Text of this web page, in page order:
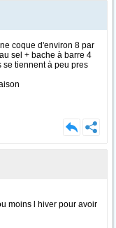
coque d'environ 8 par
sel + bache à barre 4
tiennent à peu pres
moins l hiver pour avoir